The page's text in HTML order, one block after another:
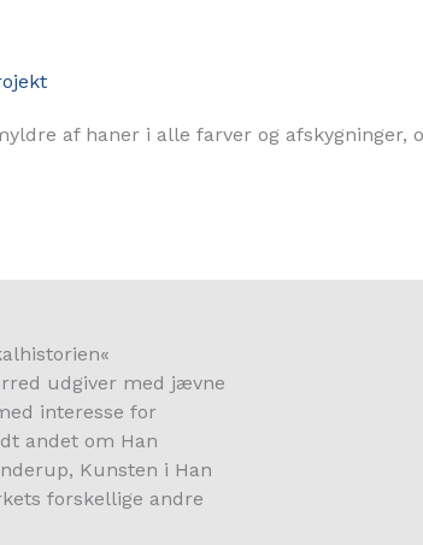
af haner i alle farver og afskygninger,
udgiver med jævne
interesse for
andet om Han
Kunsten i Han
forskellige andre